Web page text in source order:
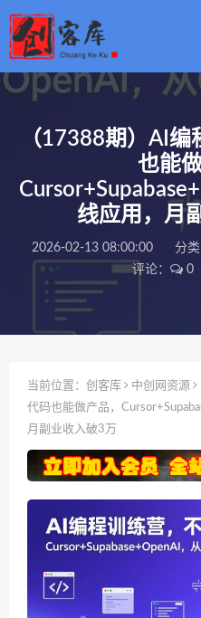
（17388期）AI
也能
线应用，月
2026-02-13 08:00:00 分类
评论：
0
当前位置： 创客库 中创网资源
代码也能做产品，
月副业收入破3万